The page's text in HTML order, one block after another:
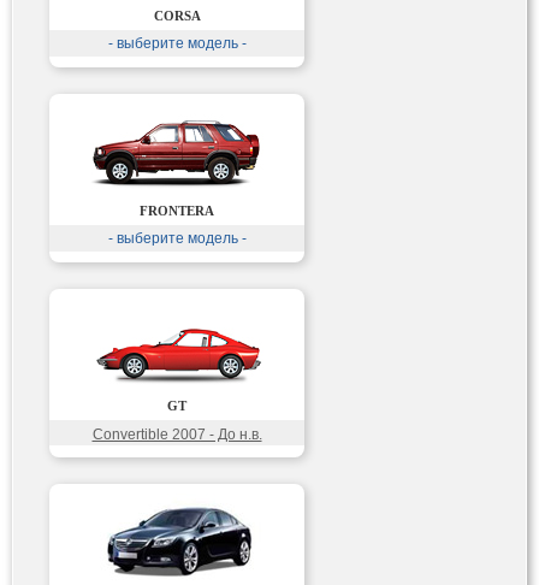
CORSA
- выберите модель -
FRONTERA
- выберите модель -
GT
Convertible 2007 - До н.в.